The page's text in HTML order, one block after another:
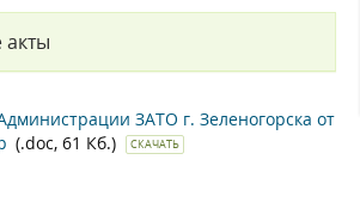
ЗАТО г. Зеленогорска от
(.doc, 61 Кб.) СКАЧАТЬ